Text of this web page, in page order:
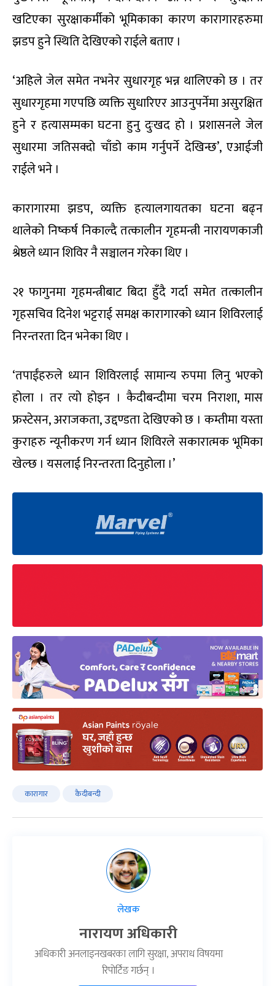
खटिएका सुरक्षाकर्मीको भूमिकाका कारण कारागारहरुमा
झडप हुने स्थिति देखिएको राईले बताए ।
‘अहिले जेल समेत नभनेर सुधारगृह भन्न थालिएको छ । तर
सुधारगृहमा गएपछि व्यक्ति सुधारिएर आउनुपर्नेमा असुरक्षित
हुने र हत्यासम्मका घटना हुनु दुःखद हो । प्रशासनले जेल
सुधारमा जतिसक्दो चाँडो काम गर्नुपर्ने देखिन्छ’, एआईजी
राईले भने ।
कारागारमा झडप, व्यक्ति हत्यालगायतका घटना बढ्न
थालेको निष्कर्ष निकाल्दै तत्कालीन गृहमन्त्री नारायणकाजी
श्रेष्ठले ध्यान शिविर नै सञ्चालन गरेका थिए ।
२१ फागुनमा गृहमन्त्रीबाट बिदा हुँदै गर्दा समेत तत्कालीन
गृहसचिव दिनेश भट्टराई समक्ष कारागारको ध्यान शिविरलाई
निरन्तरता दिन भनेका थिए ।
‘तपाईंहरुले ध्यान शिविरलाई सामान्य रुपमा लिनु भएको
होला । तर त्यो होइन । कैदीबन्दीमा चरम निराशा, मास
फ्रस्टेसन, अराजकता, उद्दण्डता देखिएको छ । कम्तीमा यस्ता
कुराहरु न्यूनीकरण गर्न ध्यान शिविरले सकारात्मक भूमिका
खेल्छ । यसलाई निरन्तरता दिनुहोला ।’
कारागार कैदीबन्दी
लेखक
नारायण अधिकारी
अधिकारी अनलाइनखबरका लागि सुरक्षा, अपराध विषयमा
रिपोर्टिङ गर्छन् ।